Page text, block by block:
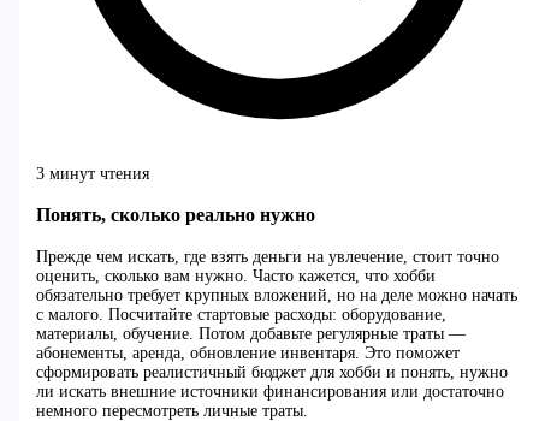
3 минут чтения
Понять, сколько реально нужно
Прежде чем искать, где взять деньги на увлечение, стоит точно
оценить, сколько вам нужно. Часто кажется, что хобби
обязательно требует крупных вложений, но на деле можно начать
с малого. Посчитайте стартовые расходы: оборудование,
материалы, обучение. Потом добавьте регулярные траты —
абонементы, аренда, обновление инвентаря. Это поможет
сформировать реалистичный бюджет для хобби и понять, нужно
ли искать внешние источники финансирования или достаточно
немного пересмотреть личные траты.